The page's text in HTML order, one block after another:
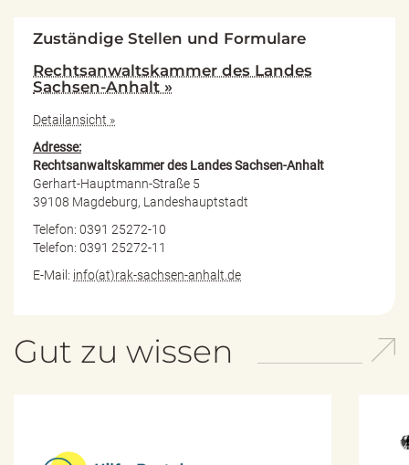
Zuständige Stellen und Formulare
Rechtsanwaltskammer des Landes
Sachsen-Anhalt »
Detailansicht »
Adresse:
Rechtsanwaltskammer des Landes Sachsen-Anhalt
Gerhart-Hauptmann-Straße 5
39108 Magdeburg, Landeshauptstadt
Telefon: 0391 25272-10
Telefon: 0391 25272-11
E-Mail: info(at)rak-sachsen-anhalt.de
Gut zu wissen